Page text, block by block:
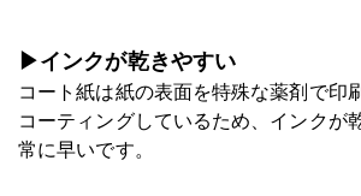
▶インクが乾きやすい
コート紙は紙の表面を特殊な薬剤で印
コーティングしているため、インクが
常に早いです。